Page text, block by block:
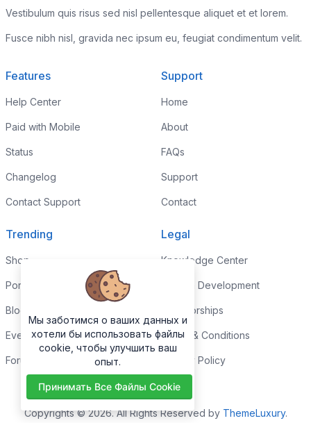
Vestibulum quis risus sed nisl pellentesque aliquet et et lorem.
Fusce nibh nisl, gravida nec ipsum eu, feugiat condimentum velit.
Features
Help Center
Paid with Mobile
Status
Changelog
Contact Support
Support
Home
About
FAQs
Support
Contact
Trending
Shop
Portfolio
Blog
Events
Forums
Legal
Knowledge Center
Custom Development
Sponsorships
Terms & Conditions
Privacy Policy
Copyrights © 2026. All Rights Reserved by ThemeLuxury.
Мы заботимся о ваших данных и
хотели бы использовать файлы
cookie, чтобы улучшить ваш
опыт.
Принимать Все Файлы Cookie